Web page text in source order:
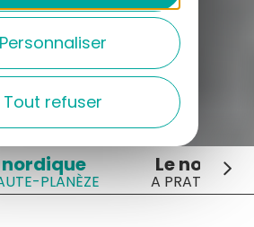
PLANÈZE
Le
A PRAT DE
Personnaliser
Tout refuser